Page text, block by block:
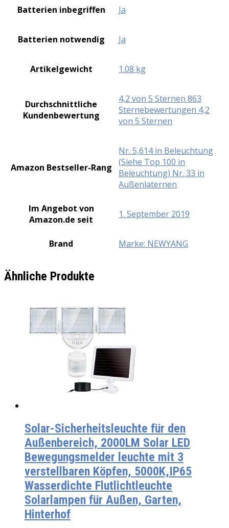
Batterien inbegriffen ‎Ja
Batterien notwendig ‎Ja
Artikelgewicht ‎1.08 kg
Durchschnittliche
Kundenbewertung
4,2 von 5 Sternen 863
Sternebewertungen 4,2
von 5 Sternen
Amazon Bestseller-Rang
Nr. 5,614 in Beleuchtung
(Siehe Top 100 in
Beleuchtung) Nr. 33 in
Außenlaternen
Im Angebot von
Amazon.de seit
1. September 2019
Brand Marke: NEWYANG
Ähnliche Produkte
Solar-Sicherheitsleuchte für den
Außenbereich, 2000LM Solar LED
Bewegungsmelder leuchte mit 3
verstellbaren Köpfen, 5000K,IP65
Wasserdichte Flutlichtleuchte
Solarlampen für Außen, Garten,
Hinterhof